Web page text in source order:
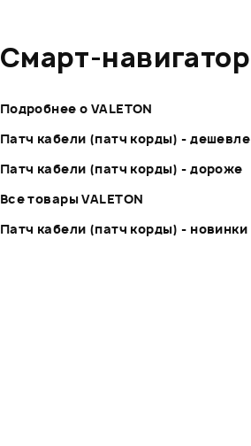
Смарт-навигатор
Подробнее о VALETON
Патч кабели (патч корды) - дешевле
Патч кабели (патч корды) - дороже
Все товары VALETON
Патч кабели (патч корды) - новинки